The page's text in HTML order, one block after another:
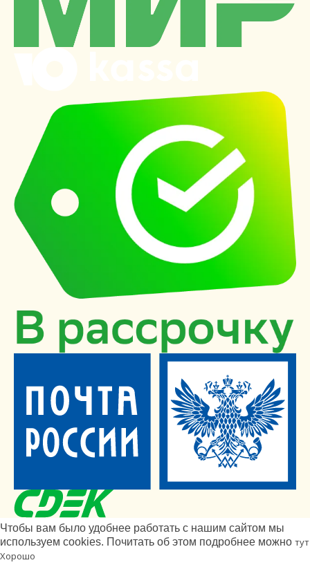
Чтобы вам было удобнее работать с нашим сайтом мы
используем cookies. Почитать об этом подробнее можно тут
Хорошо